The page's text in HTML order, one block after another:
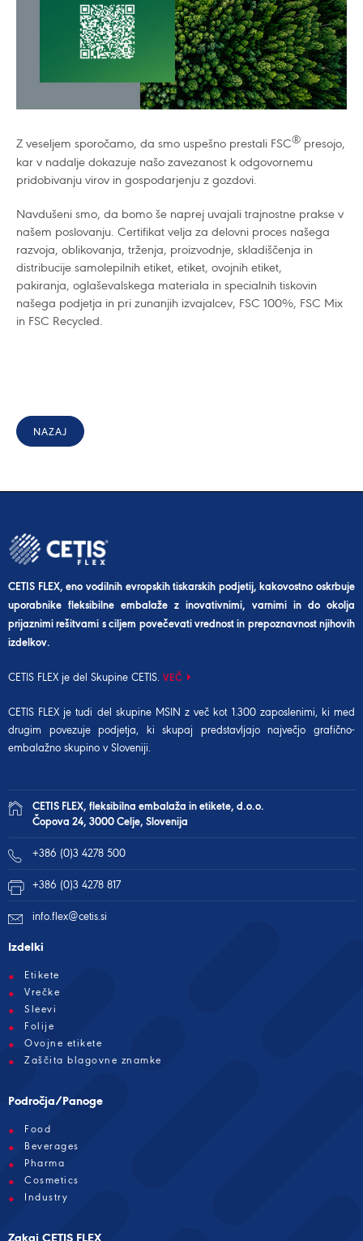
Z veseljem sporočamo, da smo uspešno prestali FSC® presojo,
kar v nadalje dokazuje našo zavezanost k odgovornemu
pridobivanju virov in gospodarjenju z gozdovi.
Navdušeni smo, da bomo še naprej uvajali trajnostne prakse v
našem poslovanju. Certifikat velja za delovni proces našega
razvoja, oblikovanja, trženja, proizvodnje, skladiščenja in
distribucije samolepilnih etiket, etiket, ovojnih etiket,
pakiranja, oglaševalskega materiala in specialnih tiskovin
našega podjetja in pri zunanjih izvajalcev, FSC 100%, FSC Mix
in FSC Recycled.
NAZAJ
CETIS FLEX, eno vodilnih evropskih tiskarskih podjetij, kakovostno oskrbuje
uporabnike fleksibilne embalaže z inovativnimi, varnimi in do okolja
prijaznimi rešitvami s ciljem povečevati vrednost in prepoznavnost njihovih
izdelkov.
CETIS FLEX je del Skupine CETIS. VEČ
CETIS FLEX je tudi del skupine MSIN z več kot 1.300 zaposlenimi, ki med
drugim povezuje podjetja, ki skupaj predstavljajo največjo grafično-
embalažno skupino v Sloveniji.
CETIS FLEX, fleksibilna embalaža in etikete, d.o.o.
Čopova 24, 3000 Celje, Slovenija
+386 (0)3 4278 500
+386 (0)3 4278 817
info.flex@cetis.si
Izdelki
Etikete
Vrečke
Sleevi
Folije
Ovojne etikete
Zaščita blagovne znamke
Področja/Panoge
Food
Beverages
Pharma
Cosmetics
Industry
Zakaj CETIS FLEX